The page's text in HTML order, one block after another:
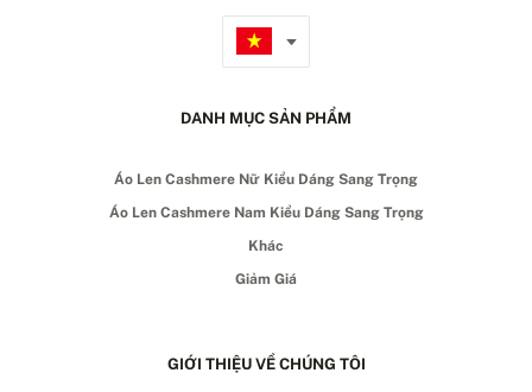
DANH MỤC SẢN PHẨM
Áo Len Cashmere Nữ Kiểu Dáng Sang Trọng
Áo Len Cashmere Nam Kiểu Dáng Sang Trọng
Khác
Giảm Giá
GIỚI THIỆU VỀ CHÚNG TÔI